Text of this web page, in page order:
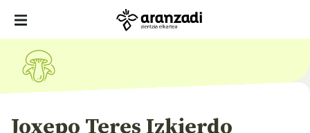
Joxepo Teres Izkierdo